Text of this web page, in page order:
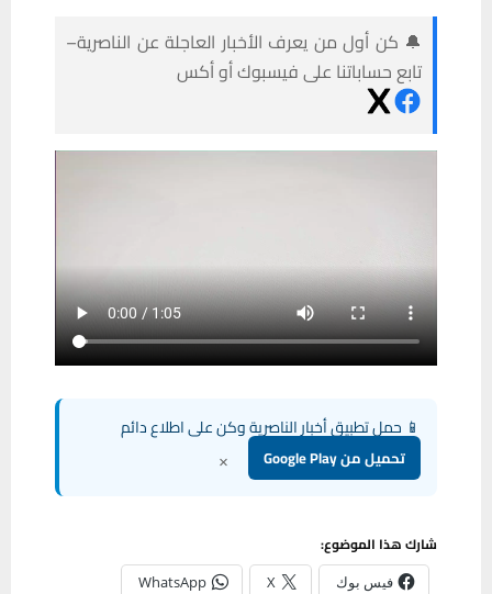
🔔 كن أول من يعرف الأخبار العاجلة عن الناصرية–
تابع حساباتنا على فيسبوك أو أكس
📱 حمل تطبيق أخبار الناصرية وكن على اطلاع دائم
تحميل من Google Play ×
شارك هذا الموضوع:
فيس بوك X
WhatsApp